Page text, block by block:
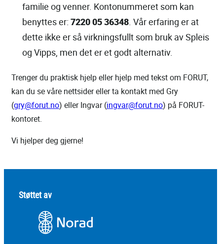
familie og venner. Kontonummeret som kan
benyttes er: 7220 05 36348. Vår erfaring er at
dette ikke er så virkningsfullt som bruk av Spleis
og Vipps, men det er et godt alternativ.
Trenger du praktisk hjelp eller hjelp med tekst om FORUT,
kan du se våre nettsider eller ta kontakt med Gry
(gry@forut.no) eller Ingvar (ingvar@forut.no) på FORUT-
kontoret.
Vi hjelper deg gjerne!
Støttet av